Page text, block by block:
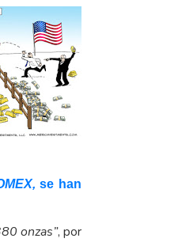
se han
onzas”, por